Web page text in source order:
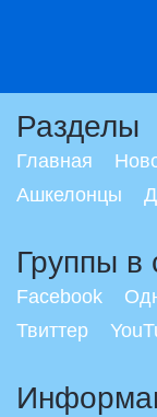
Разделы
Главная
Ашкелонцы
Группы в
Facebook
Твиттер